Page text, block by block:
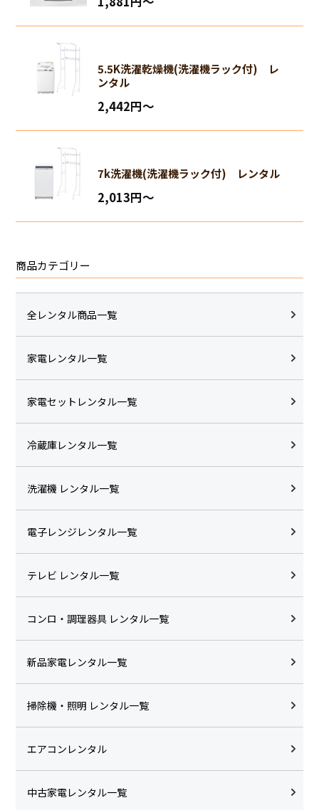
5.5K洗濯乾燥機(洗濯機ラック付) レ
ンタル
2,442円〜
7k洗濯機(洗濯機ラック付) レンタル
2,013円〜
商品カテゴリー
全レンタル商品一覧
家電レンタル一覧
家電セットレンタル一覧
冷蔵庫レンタル一覧
洗濯機 レンタル一覧
電子レンジレンタル一覧
テレビ レンタル一覧
コンロ・調理器具 レンタル一覧
新品家電レンタル一覧
掃除機・照明 レンタル一覧
エアコンレンタル
中古家電レンタル一覧